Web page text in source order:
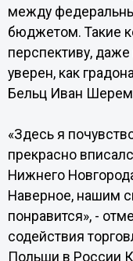
между
бюджетом. Такие
перспективу,
уверен, как
Бельц Иван
«Здесь я
прекрасно
Нижнего
Наверное, нашим
понравится», -
содействия
Польши в России